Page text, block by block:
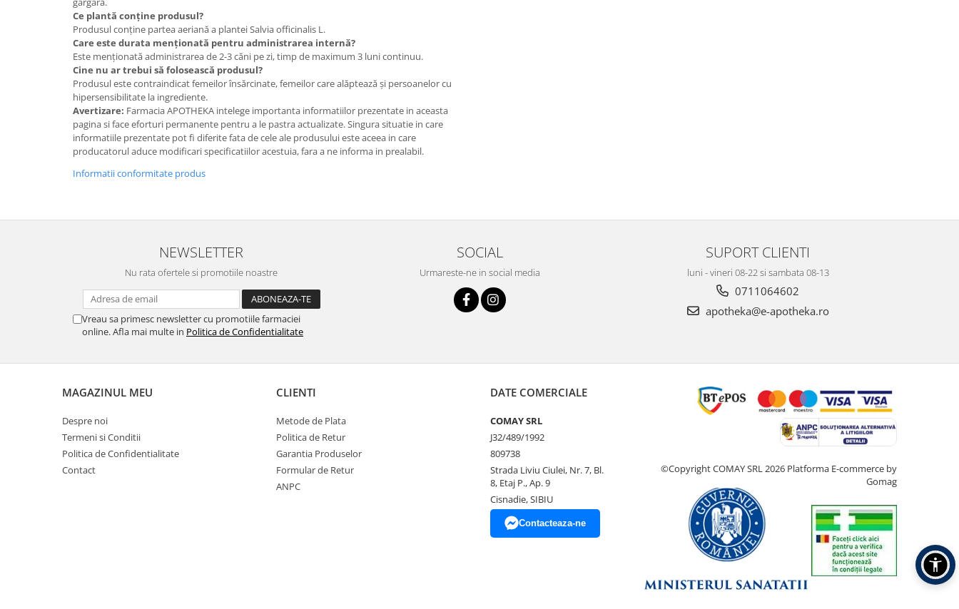
Ce plantă conține produsul?
Produsul conține partea aeriană a plantei Salvia officinalis L.
Care este durata menționată pentru administrarea internă?
Este menționată administrarea de 2-3 căni pe zi, timp de maximum 3 luni continuu.
Cine nu ar trebui să folosească produsul?
Produsul este contraindicat femeilor însărcinate, femeilor care alăptează și persoanelor cu
hipersensibilitate la ingrediente.
Avertizare: Farmacia APOTHEKA intelege importanta informatiilor prezentate in aceasta
pagina si face eforturi permanente pentru a le pastra actualizate. Singura situatie in care
informatiile prezentate pot fi diferite fata de cele ale produsului este aceea in care
producatorul aduce modificari specificatiilor acestuia, fara a ne informa in prealabil.
Informatii conformitate produs
NEWSLETTER
Nu rata ofertele si promotiile noastre
Vreau sa primesc newsletter cu promotiile farmaciei
online. Afla mai multe in Politica de Confidentialitate
SOCIAL
Urmareste-ne in social media
SUPORT CLIENTI
luni - vineri 08-22 si sambata 08-13
0711064602
apotheka@e-apotheka.ro
MAGAZINUL MEU
Despre noi
Termeni si Conditii
Politica de Confidentialitate
Contact
CLIENTI
Metode de Plata
Politica de Retur
Garantia Produselor
Formular de Retur
ANPC
DATE COMERCIALE
COMAY SRL
J32/489/1992
809738
Strada Liviu Ciulei, Nr. 7, Bl.
8, Etaj P., Ap. 9
Cisnadie, SIBIU
Contacteaza-ne
©Copyright COMAY SRL 2026 Platforma E-commerce by
Gomag